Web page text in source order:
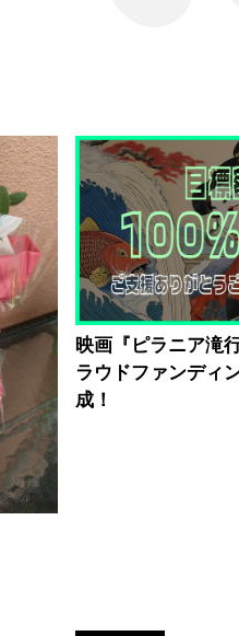
映画『ピラニア滝
ラウドファンディ
成！